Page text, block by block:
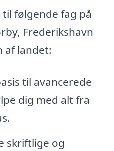
følgende fag på
Frederikshavn
af landet:
til avancerede
dig med alt fra
skriftlige og